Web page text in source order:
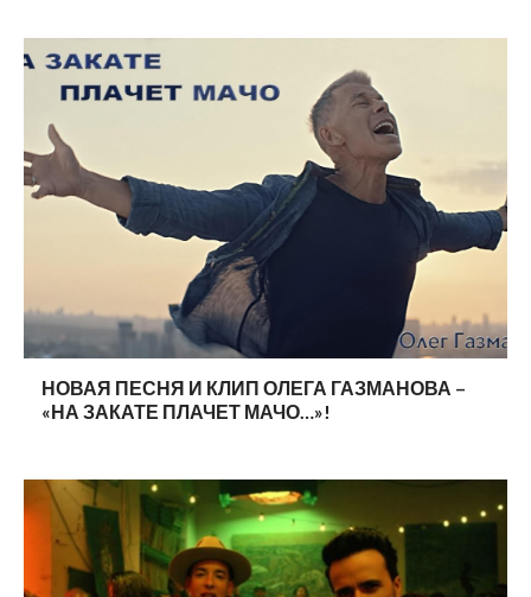
НОВАЯ ПЕСНЯ И КЛИП ОЛЕГА ГАЗМАНОВА –
«НА ЗАКАТЕ ПЛАЧЕТ МАЧО…»!